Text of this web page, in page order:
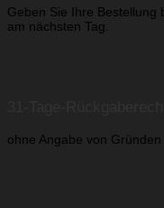
Geben Sie Ihre Bestellung
am nächsten Tag.
ohne Angabe von Gründen